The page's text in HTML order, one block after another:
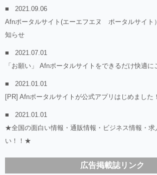
2021.09.06
Afnポータルサイト(エーエフエヌ ポータルサイ
知らせ
2021.07.01
「お願い」 Afnポータルサイトをできるだけ快適に
2021.01.01
[PR] Afnポータルサイトが公式アプリはじめました！
2021.01.01
★全国の面白い情報・通販情報・ビジネス情報・求
い！！★
広告掲載誌リンク